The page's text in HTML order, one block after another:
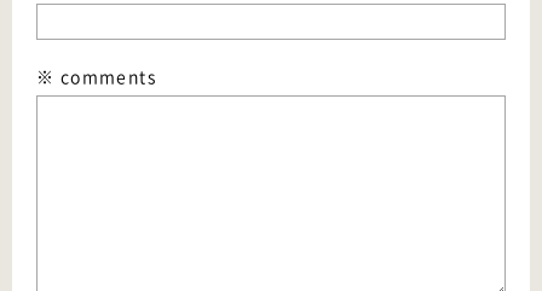
※ comments